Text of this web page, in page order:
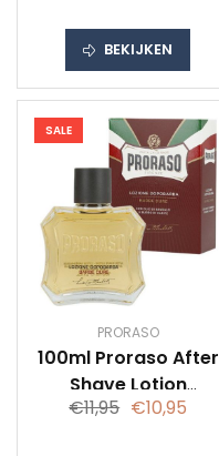
BEKIJKEN
SALE
PRORASO
100ml Proraso After
Shave Lotion
Sandalwood And
€11,95 €10,95